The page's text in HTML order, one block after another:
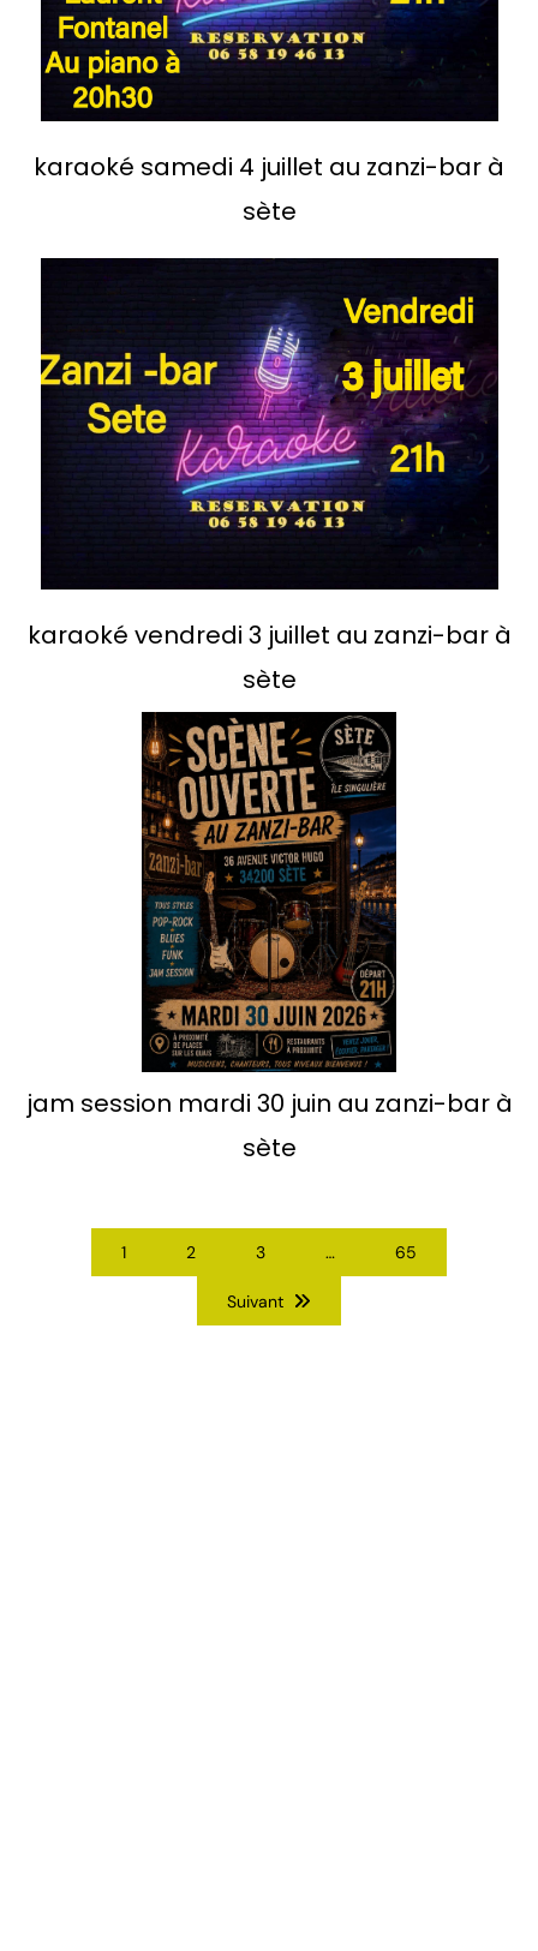
karaoké samedi 4 juillet au zanzi-bar à
sète
karaoké vendredi 3 juillet au zanzi-bar à
sète
jam session mardi 30 juin au zanzi-bar à
sète
1 2 3 … 65
Suivant